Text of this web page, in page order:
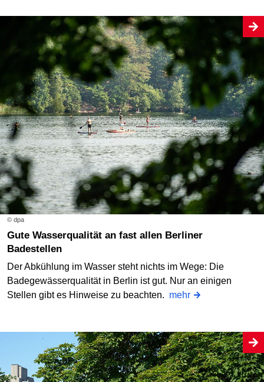
© dpa
Gute Wasserqualität an fast allen Berliner
Badestellen
Der Abkühlung im Wasser steht nichts im Wege: Die
Badegewässerqualität in Berlin ist gut. Nur an einigen
Stellen gibt es Hinweise zu beachten. mehr